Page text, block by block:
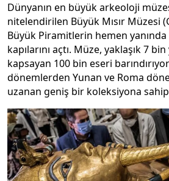
Dünyanın en büyük arkeoloji
nitelendirilen Büyük Mısır Müzesi
Büyük Piramitlerin hemen
kapılarını açtı. Müze, yaklaşık 7
kapsayan 100 bin eseri
dönemlerden Yunan ve Roma
uzanan geniş bir koleksiyona